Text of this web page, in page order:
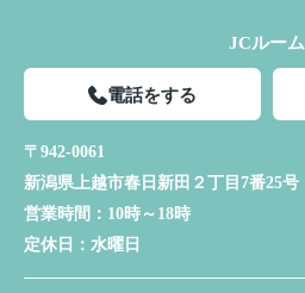
JCルーム
電話をする
〒942-0061
新潟県上越市春日新田２丁目7番25号
営業時間： 10時～18時
定休日： 水曜日